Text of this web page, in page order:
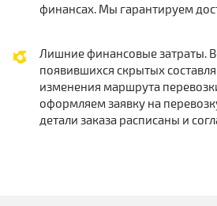
финансах. Мы гарантируем
Лишние финансовые затраты.
появившихся скрытых
изменения маршрута
оформляем заявку на
детали заказа расписаны и